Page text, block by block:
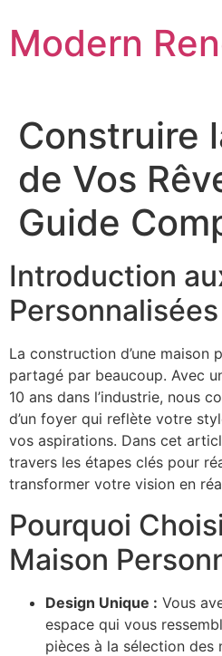
to
content
Modern
Construire
de Vos
Guide
Introduction
Personnalisées
La construction d’une maison
partagé par beaucoup. Avec
10 ans dans l’industrie, nous
d’un foyer qui reflète votre
vos aspirations. Dans cet
travers les étapes clés pour
transformer votre vision en
Pourquoi
Maison
Design Unique : Vous
espace qui vous
pièces à la sélection des